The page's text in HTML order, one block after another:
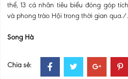
thể, 13 cá nhân tiêu biểu đóng góp
và phong trào Hội trong thời gian qua./.
Song Hà
Chia sẻ: